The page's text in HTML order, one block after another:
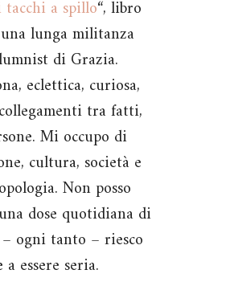
a spillo“, libro
lunga militanza
di Grazia.
eclettica, curiosa,
tra fatti,
Mi occupo di
cultura, società e
Non posso
dose quotidiana di
ogni tanto – riesco
a essere seria.